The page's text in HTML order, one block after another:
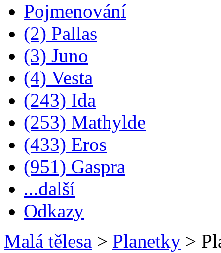
Pojmenování
(2) Pallas
(3) Juno
(4) Vesta
(243) Ida
(253) Mathylde
(433) Eros
(951) Gaspra
...další
Odkazy
Malá tělesa > Planetky >